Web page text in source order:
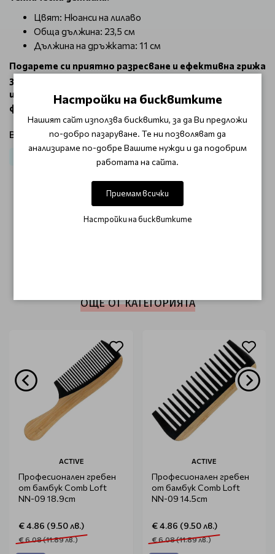
Цвят: Нюанси на лилаво
Обща дължина: 23,5 см
Дължина на дръжката: 11 см
Подарете си приятно разресване и ефективна грижа
за косата с O-327 Flexible Brush Purple. Идеалният
избор за тези, които търсят комфорт и
функционалност в едно!
Виж продукти от категория:
За фризьори
ОТЗИВИ (0)
ОЩЕ ОТ КАТЕГОРИЯТА
ACTIVE
Професионален гребен
от бамбук Comb Loft
NN-09 18.9cm
€ 4.86 (9.50 лв.)
€ 6.08 (11.89 лв.)
ACTIVE
Професионален гребен
от бамбук Comb Loft
NN-09 14.5cm
€ 4.86 (9.50 лв.)
€ 6.08 (11.89 лв.)
Настройки на бисквитките
Нашият сайт използва бисквитки, за да Ви предложи
по-добро пазаруване. Те ни позволяват да
анализираме по-добре Вашите нужди и да подобрим
работата на сайта.
Приемам всички
Настройки на бисквитките